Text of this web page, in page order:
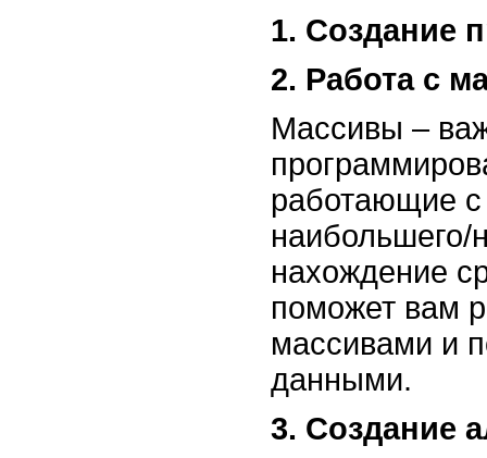
1. Создание
2. Работа с
Массивы –
работающие с
наибольшего/
нахождение
поможет вам
массивами и
данными.
3. Создание